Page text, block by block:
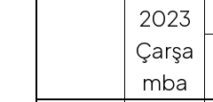
2023
Çarşa
mba